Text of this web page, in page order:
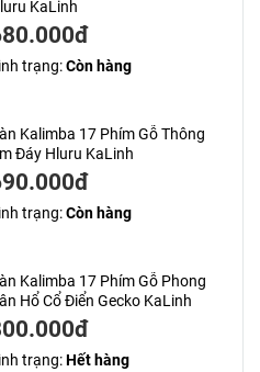
KaLinh
trạng:Còn hàng
Kalimba 17 Phím Gỗ Thông
Đáy Hluru KaLinh
trạng:Còn hàng
Kalimba 17 Phím Gỗ Phong
Hổ Cổ Điển Gecko KaLinh
trạng:Hết hàng